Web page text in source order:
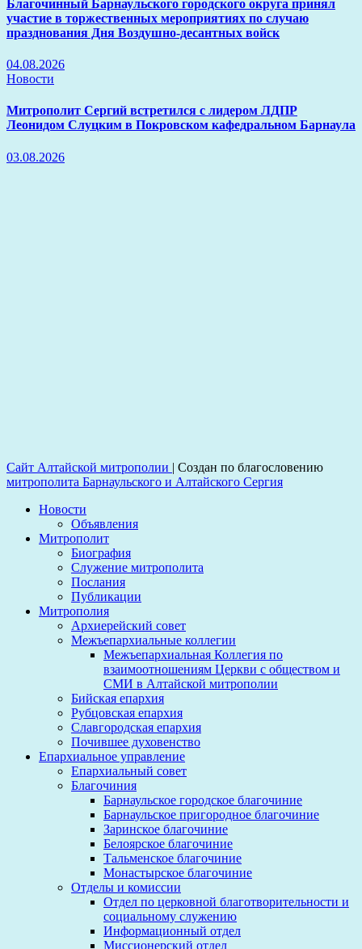
Благочинный Барнаульского городского округа принял
участие в торжественных мероприятиях по случаю
празднования Дня Воздушно-десантных войск
04.08.2026
Новости
Митрополит Сергий встретился с лидером ЛДПР
Леонидом Слуцким в Покровском кафедральном Барнаула
03.08.2026
Сайт Алтайской митрополии | Создан по благословению
митрополита Барнаульского и Алтайского Сергия
Новости
Объявления
Митрополит
Биография
Служение митрополита
Послания
Публикации
Митрополия
Архиерейский совет
Межъепархиальные коллегии
Межъепархиальная Коллегия по
взаимоотношениям Церкви с обществом и
СМИ в Алтайской митрополии
Бийская епархия
Рубцовская епархия
Славгородская епархия
Почившее духовенство
Епархиальное управление
Епархиальный совет
Благочиния
Барнаульское городское благочиние
Барнаульское пригородное благочиние
Заринское благочиние
Белоярское благочиние
Тальменское благочиние
Монастырское благочиние
Отделы и комиссии
Отдел по церковной благотворительности и
социальному служению
Информационный отдел
Миссионерский отдел